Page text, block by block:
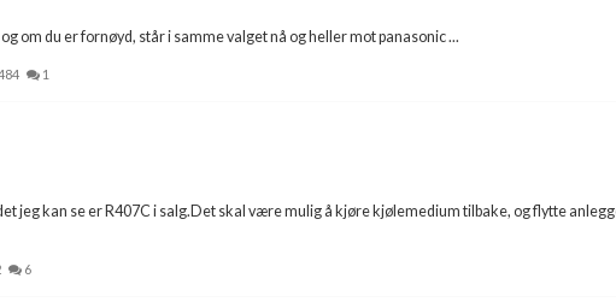
om du er fornøyd, står i samme valget nå og heller mot panasonic ...
1
jeg kan se er R407C i salg.Det skal være mulig å kjøre kjølemedium tilbake, og flytte
6